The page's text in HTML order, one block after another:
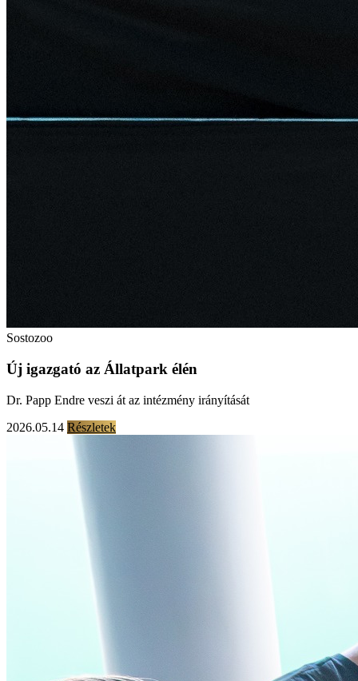
Sostozoo
Új igazgató az Állatpark élén
Dr. Papp Endre veszi át az intézmény irányítását
2026.05.14 Részletek